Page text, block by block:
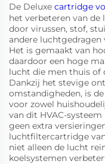
De Deluxe cartridge
het verbeteren van
door virussen, stof,
andere
Het is gemaakt van
daardoor een hoge
lucht die men thuis of
Dankzij het stevige
omstandigheden, is
voor zowel
van dit HVAC-
geen extra
luchtfiltercartridge
niet alleen de lucht
koelsystemen